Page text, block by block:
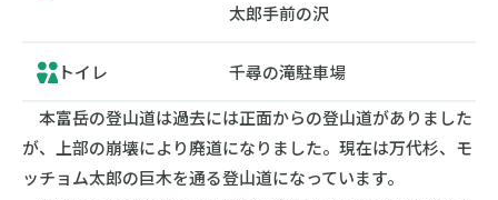
太郎手前の沢
トイレ
千尋の滝駐車場
本富岳の登山道は過去には正面からの登山道がありました
が、上部の崩壊により廃道になりました。現在は万代杉、モ
ッチョム太郎の巨木を通る登山道になっています。